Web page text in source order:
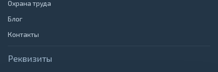
Охрана труда
Блог
Контакты
Реквизиты